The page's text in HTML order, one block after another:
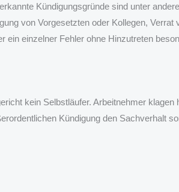
Kündigungsgründe sind unter
von Vorgesetzten oder Kollegen,
einzelner Fehler ohne Hinzutreten
kein Selbstläufer. Arbeitnehmer
Kündigung den Sachverhalt